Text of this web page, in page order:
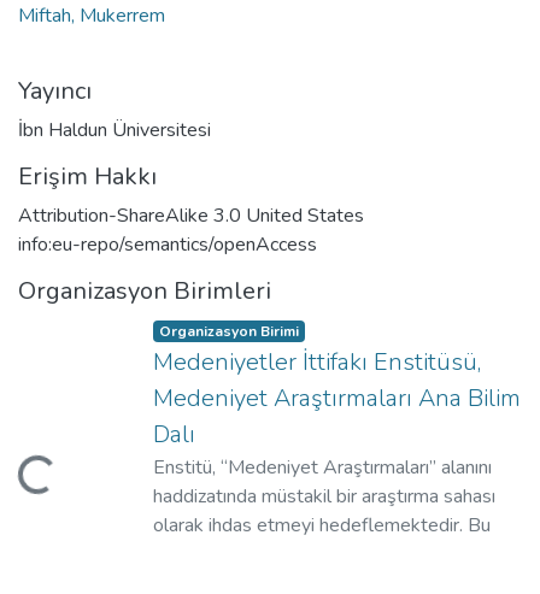
Miftah, Mukerrem
Yayıncı
İbn Haldun Üniversitesi
Erişim Hakkı
Attribution-ShareAlike 3.0 United States
info:eu-repo/semantics/openAccess
Organizasyon Birimleri
Organizasyon Birimi
Medeniyetler İttifakı Enstitüsü,
Medeniyet Araştırmaları Ana Bilim
Dalı
Enstitü, “Medeniyet Araştırmaları” alanını
haddizatında müstakil bir araştırma sahası
olarak ihdas etmeyi hedeflemektedir. Bu